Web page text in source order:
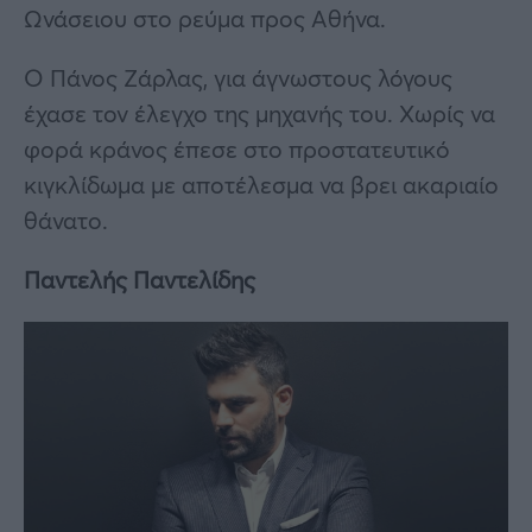
Ωνάσειου στο ρεύμα προς Αθήνα.
Ο Πάνος Ζάρλας, για άγνωστους λόγους
έχασε τον έλεγχο της μηχανής του. Χωρίς να
φορά κράνος έπεσε στο προστατευτικό
κιγκλίδωμα με αποτέλεσμα να βρει ακαριαίο
θάνατο.
Παντελής Παντελίδης